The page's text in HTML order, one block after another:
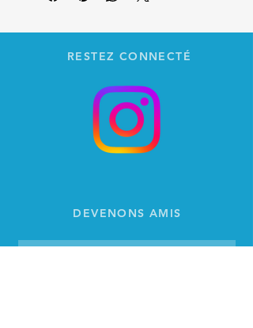
RESTEZ CONNECTÉ
DEVENONS AMIS